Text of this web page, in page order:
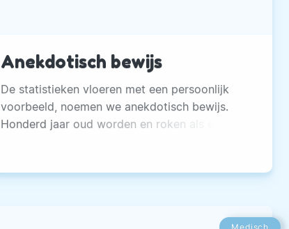
Anekdotisch bewijs
De statistieken vloeren met een persoonlijk
voorbeeld, noemen we anekdotisch bewijs.
Honderd jaar oud worden en roken als een